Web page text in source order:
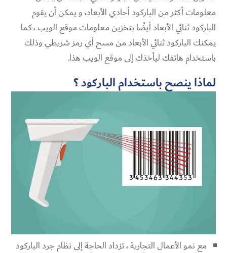
معلومات أكثر من الباركود أحادي الأبعاد، و يمكن أن يقوم
الباركود ثنائي الأبعاد أيضًا بتخزين معلومات موقع الويب ، كما
يمكنك الباركود ثنائي الأبعاد من مسح أي رمز شريطي وذلك
باستخدام هاتفك ليأخذك إلى موقع الويب هذا.
لماذا ينصح باستخدام الباركود ؟
مع نمو الأعمال التجارية ، تزداد الحاجة إلى نظام جرد الباركود